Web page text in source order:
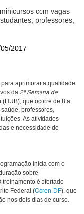
com vagas
professores,
2017
aprimorar a qualidade
da 2ª Semana de
(HUB), que ocorre de 8 a
professores,
As atividades
e necessidade de
inicia com o
sobre
treinamento é ofertado
Federal (Coren-DF), que
nos dois dias de curso.